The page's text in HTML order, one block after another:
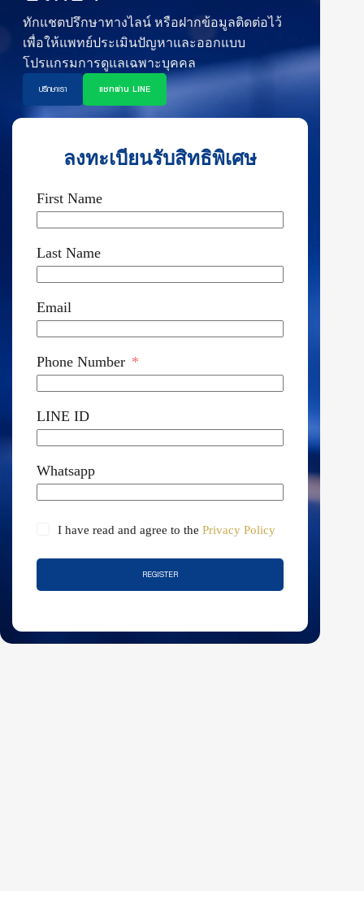
ทักแชตปรึกษาทางไลน์ หรือฝากข้อมูลติดต่อไว้
เพื่อให้แพทย์ประเมินปัญหาและออกแบบ
โปรแกรมการดูแลเฉพาะบุคคล
ปรึกษาเรา
แชทผ่าน LINE
ลงทะเบียนรับสิทธิพิเศษ
First Name
Last Name
Email
Phone Number
LINE ID
Whatsapp
I have read and agree to the Privacy Policy
REGISTER